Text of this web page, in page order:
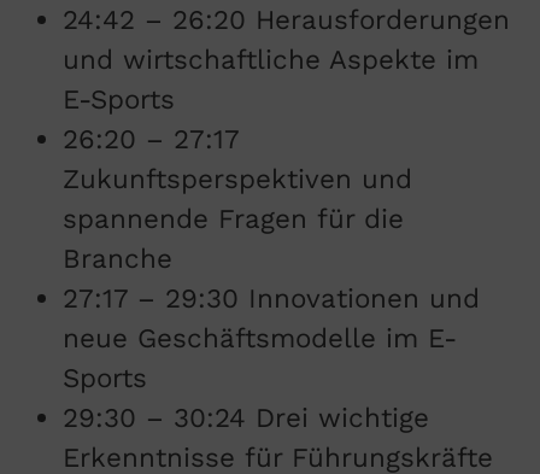
24:42 – 26:20 Herausforderungen
und wirtschaftliche Aspekte im
E-Sports
26:20 – 27:17
Zukunftsperspektiven und
spannende Fragen für die
Branche
27:17 – 29:30 Innovationen und
neue Geschäftsmodelle im E-
Sports
29:30 – 30:24 Drei wichtige
Erkenntnisse für Führungskräfte